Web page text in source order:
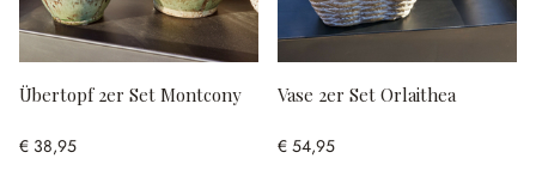
Übertopf 2er Set Montcony
€ 38,95
Vase 2er Set Orlaithea
€ 54,95